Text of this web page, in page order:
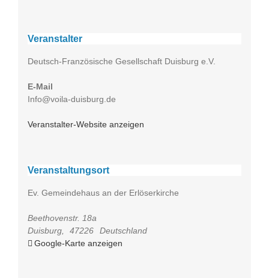
Veranstalter
Deutsch-Französische Gesellschaft Duisburg e.V.
E-Mail
Info@voila-duisburg.de
Veranstalter-Website anzeigen
Veranstaltungsort
Ev. Gemeindehaus an der Erlöserkirche
Beethovenstr. 18a
Duisburg, 47226
Deutschland
Google-Karte anzeigen